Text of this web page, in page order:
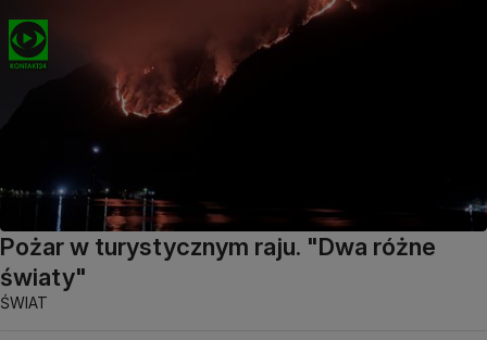
Pożar w turystycznym raju. "Dwa różne
światy"
ŚWIAT